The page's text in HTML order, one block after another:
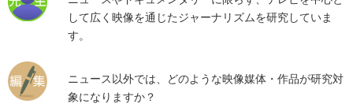
して広く映像を通じたジャーナリズムを研究していま
す。
ニュース以外では、どのような映像媒体・作品が研究対
象になりますか？